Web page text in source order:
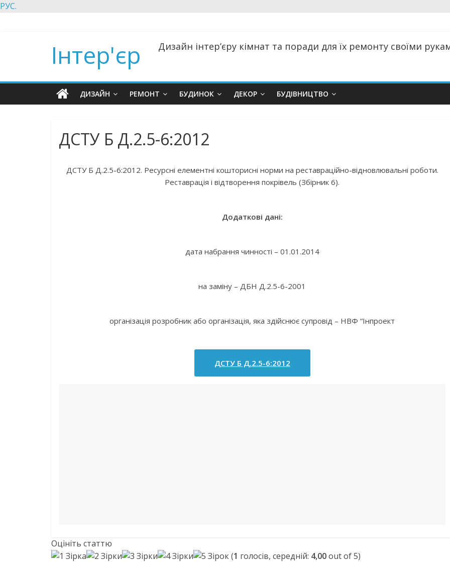
РУС.
Інтер'єр Дизайн інтер’єру кімнат та поради для їх ремонту своїми
ДИЗАЙН РЕМОНТ БУДИНОК ДЕКОР БУДІВНИЦТВО
ДСТУ Б Д.2.5-6:2012
ДСТУ Б Д.2.5-6:2012. Ресурсні елементні кошторисні норми на реставраційно-відновлювальні роботи.
Реставрація і відтворення покрівель (Збірник 6).
Додаткові дані:
дата набрання чинності – 01.01.2014
на заміну – ДБН Д.2.5-6-2001
організація розробник або організація, яка здійснює супровід – НВФ “Інпроект
ДСТУ Б Д.2.5-6:2012
Оцініть статтю
(1 голосів, середній: 4,00out of 5)